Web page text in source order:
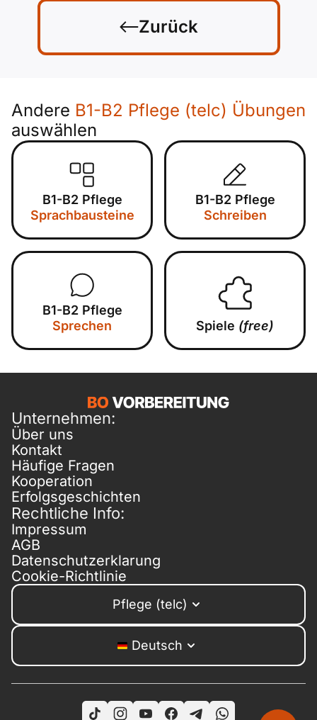
Zurück
Andere B1-B2 Pflege (telc) Übungen
auswählen
B1-B2 Pflege
Sprachbausteine
B1-B2 Pflege
Schreiben
B1-B2 Pflege
Sprechen
Spiele (free)
Unternehmen:
Über uns
Kontakt
Häufige Fragen
Kooperation
Erfolgsgeschichten
Rechtliche Info:
Impressum
AGB
Datenschutzerklarung
Cookie-Richtlinie
Pflege (telc)
Deutsch